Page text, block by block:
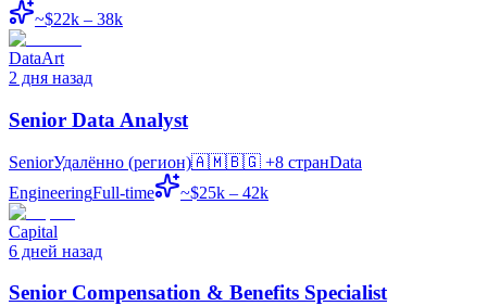
~$22k – 38k
DataArt
2 дня назад
Senior Data Analyst
SeniorУдалённо (регион)🇦🇲🇧🇬 +8 странData
EngineeringFull-time ~$25k – 42k
Capital
6 дней назад
Senior Compensation & Benefits Specialist